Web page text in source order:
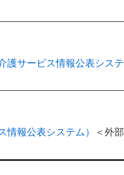
護サービス情報公表システ
情報公表システム）​
＜外部